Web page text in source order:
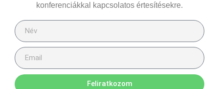
konferenciákkal kapcsolatos értesítésekre.
Feliratkozom